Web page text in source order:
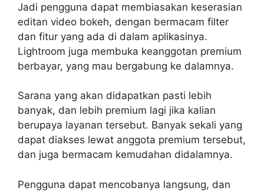
Jadi pengguna dapat membiasakan keserasian
editan video bokeh, dengan bermacam filter
dan fitur yang ada di dalam aplikasinya.
Lightroom juga membuka keanggotan premium
berbayar, yang mau bergabung ke dalamnya.
Sarana yang akan didapatkan pasti lebih
banyak, dan lebih premium lagi jika kalian
berupaya layanan tersebut. Banyak sekali yang
dapat diakses lewat anggota premium tersebut,
dan juga bermacam kemudahan didalamnya.
Pengguna dapat mencobanya langsung, dan